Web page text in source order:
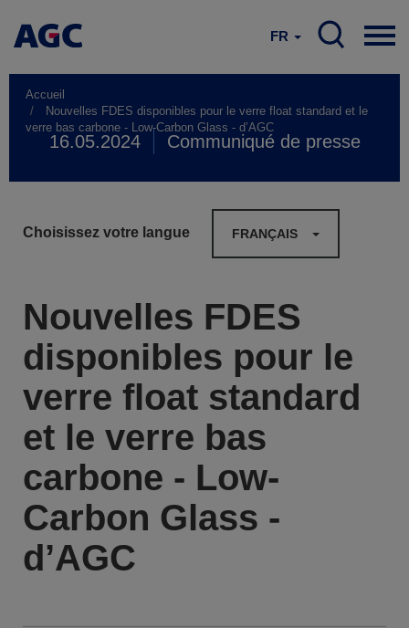
FR
Accueil
Nouvelles FDES disponibles pour le verre float standard et le
verre bas carbone - Low-Carbon Glass - d’AGC
16.05.2024 Communiqué de presse
Choisissez votre langue FRANÇAIS
Nouvelles FDES
disponibles pour le
verre float standard
et le verre bas
carbone - Low-
Carbon Glass -
d’AGC